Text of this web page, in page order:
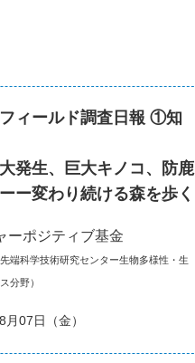
ィールド調査日報 ①知
発生、巨大キノコ、防鹿
ー変わり続ける森を歩く
ーポジティブ基金
先端科学技術研究センター生物多様性・生
分野）
月07日（金）